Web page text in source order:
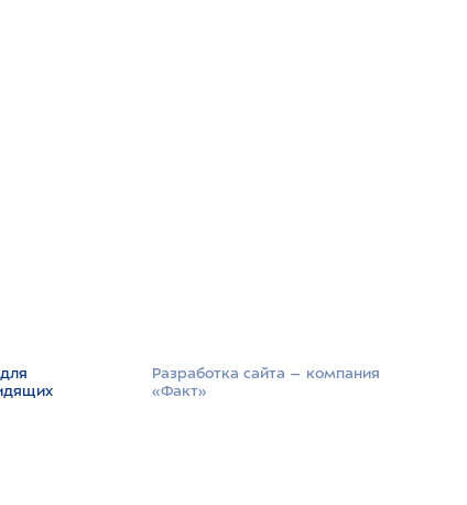
Разработка сайта –­ компания
«Факт»